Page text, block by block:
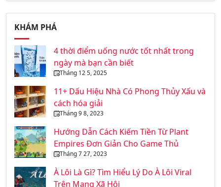
KHÁM PHÁ
4 thời điểm uống nước tốt nhất trong
ngày mà bạn cần biết
Tháng 12 5, 2025
11+ Dấu Hiệu Nhà Có Phong Thủy Xấu và
cách hóa giải
Tháng 9 8, 2023
Hướng Dẫn Cách Kiếm Tiền Từ Plant
Empires Đơn Giản Cho Game Thủ
Tháng 7 27, 2023
À Lôi Là Gì? Tìm Hiểu Lý Do À Lôi Viral
Trên Mạng Xã Hội